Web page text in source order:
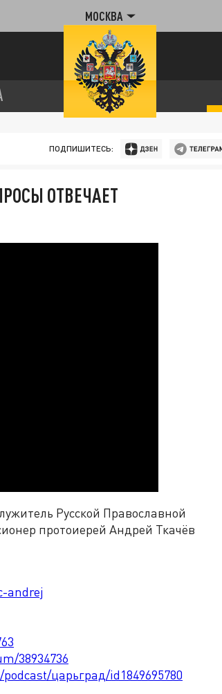
МОСКВА
ПОДПИШИТЕСЬ:
ОТВЕЧАЕТ
Русской Православной
протоиерей Андрей Ткачёв
andrej
38934736
царьград/id1849695780